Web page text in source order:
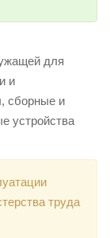
для
и
сборные и
устройства
труда